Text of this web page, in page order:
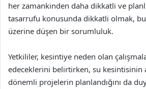
her zamankinden daha dikkatli ve
tasarrufu konusunda dikkatli olmak,
üzerine düşen bir sorumluluk.
Yetkililer, kesintiye neden olan
edeceklerini belirtirken, su kesintisinin
dönemli projelerin planlandığını da